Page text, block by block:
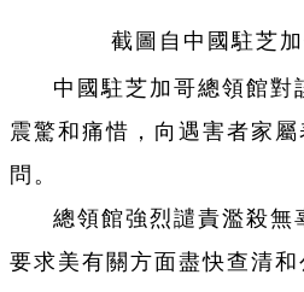
截圖自中國駐芝
中國駐芝加哥總領館對
震驚和痛惜，向遇害者家
問。
總領館強烈譴責濫殺無
要求美有關方面盡快查清